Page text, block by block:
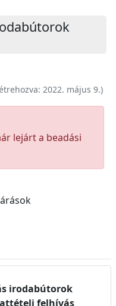
2022. május 9.)
lejárt a beadási
irodabútorok
felhívás